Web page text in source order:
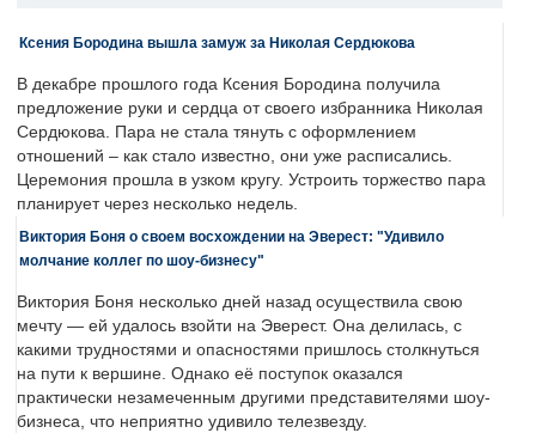
Ксения Бородина вышла замуж за Николая Сердюкова
В декабре прошлого года Ксения Бородина получила
предложение руки и сердца от своего избранника Николая
Сердюкова. Пара не стала тянуть с оформлением
отношений – как стало известно, они уже расписались.
Церемония прошла в узком кругу. Устроить торжество пара
планирует через несколько недель.
Виктория Боня о своем восхождении на Эверест: "Удивило
молчание коллег по шоу-бизнесу"
Виктория Боня несколько дней назад осуществила свою
мечту — ей удалось взойти на Эверест. Она делилась, с
какими трудностями и опасностями пришлось столкнуться
на пути к вершине. Однако её поступок оказался
практически незамеченным другими представителями шоу-
бизнеса, что неприятно удивило телезвезду.